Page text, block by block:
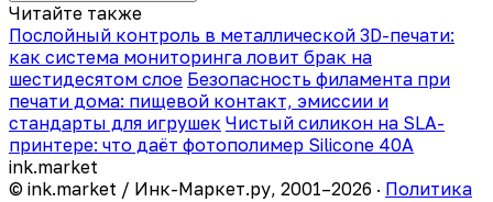
Читайте также
Послойный контроль в металлической 3D-печати:
как система мониторинга ловит брак на
шестидесятом слое Безопасность филамента при
печати дома: пищевой контакт, эмиссии и
стандарты для игрушек Чистый силикон на SLA-
принтере: что даёт фотополимер Silicone 40A
ink.market
© ink.market / Инк-Маркет.ру, 2001–2026 · Политика